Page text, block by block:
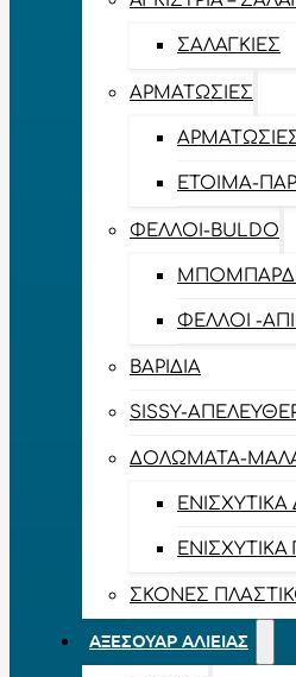
ΣΑΛΑΓΚΙΈΣ
ΑΡΜΑΤΩΣΙΈΣ
ΈΤΟΙΜΑ-
ΦΕΛΛΟΊ-BULDO
ΦΕΛΛΟΊ -
ΒΑΡΊΔΙΑ
SISSY-
ΔΟΛΏΜΑΤΑ-
ΕΝΙΣΧΥΤΙΚΆ
ΣΚΌΝΕΣ
ΑΞΕΣΟΥΆΡ ΑΛΙΕΊΑΣ